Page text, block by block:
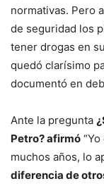
normativas. Pero
de seguridad los
tener drogas en
quedó clarísimo
documentó en
Ante la pregunta
Petro? afirmó
muchos años, lo
diferencia de